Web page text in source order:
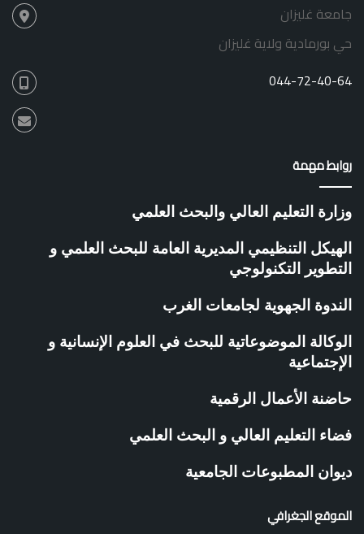
جامعة غليزان
حي بورمادية ولاية غليزان
044-72-40-64
روابط مهمة
وزارة التعليم العالي والبحث العلمي
الهيكل التنظيمي المديرية العامة للبحث العلمي و
التطوير التكنولوجي
الندوة الجهوية لجامعات الغرب
الوكالة الموضوعاتية للبحث في العلوم الإنسانية و
الإجتماعية
حاضنة الأعمال الرقمية
فضاء التعليم العالي و البحث العلمي
ديوان المطبوعات الجامعية
الموقع الجغرافي